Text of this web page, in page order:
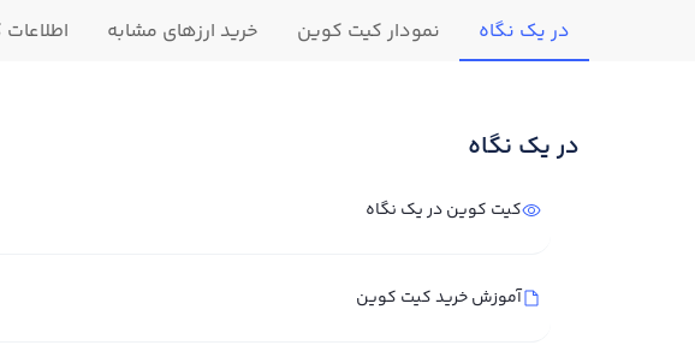
در یک نگاه نمودار کیت کوین خرید ارزهای مشابه اطلاعات کیت کوین
در یک نگاه
کیت کوین در یک نگاه
آموزش خرید کیت کوین